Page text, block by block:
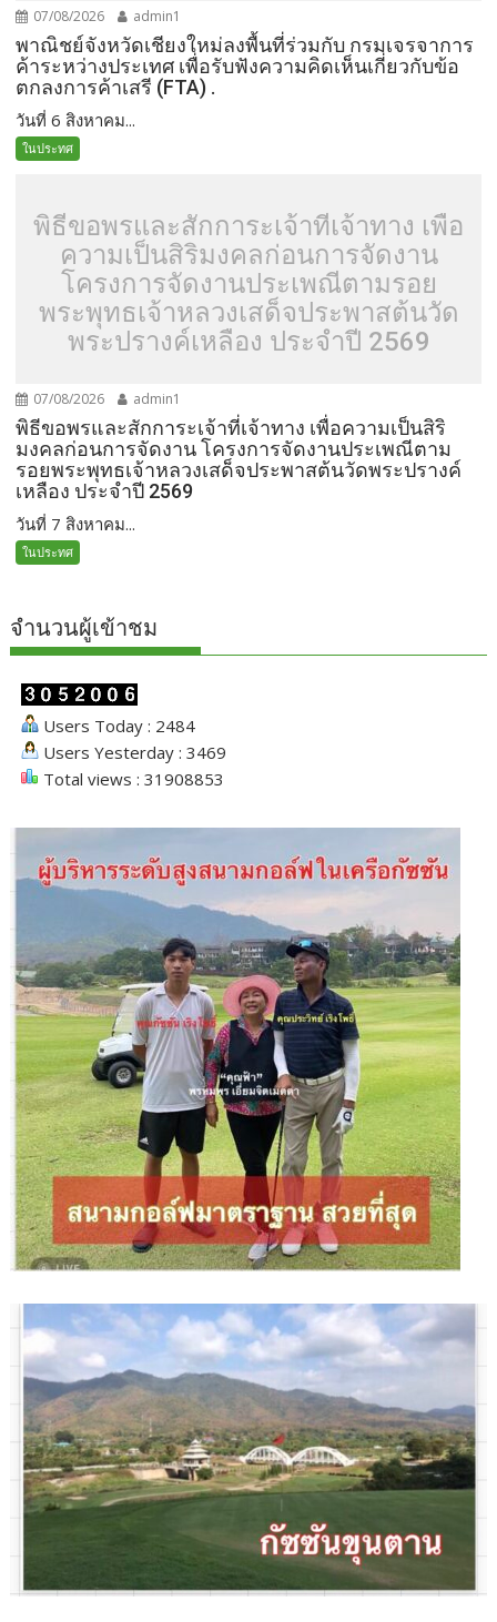
07/08/2026 admin1
พาณิชย์จังหวัดเชียงใหม่ลงพื้นที่ร่วมกับ กรมเจรจาการ
ค้าระหว่างประเทศ เพื่อรับฟังความคิดเห็นเกี่ยวกับข้อ
ตกลงการค้าเสรี (FTA) .
วันที่ 6 สิงหาคม...
ในประทศ
พิธีขอพรและสักการะเจ้าที่เจ้าทาง เพื่อ
ความเป็นสิริมงคลก่อนการจัดงาน
โครงการจัดงานประเพณีตามรอย
พระพุทธเจ้าหลวงเสด็จประพาสต้นวัด
พระปรางค์เหลือง ประจำปี 2569
07/08/2026 admin1
พิธีขอพรและสักการะเจ้าที่เจ้าทาง เพื่อความเป็นสิริ
มงคลก่อนการจัดงาน โครงการจัดงานประเพณีตาม
รอยพระพุทธเจ้าหลวงเสด็จประพาสต้นวัดพระปรางค์
เหลือง ประจำปี 2569
วันที่ 7 สิงหาคม...
ในประทศ
จำนวนผู้เข้าชม
Users Today : 2484
Users Yesterday : 3469
Total views : 31908853